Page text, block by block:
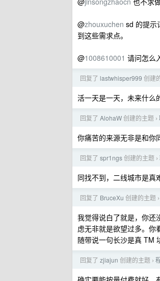
@zhouxuchen sd 的提示
到这些需求点。
@1008610001 请问怎么
回复了 lastwhisper999 创建
活一天是一天，未来什么
回复了 AlohaW创建的主题 ›
你痛苦的来源无非是和你
回复了 spr1ngs创建的主题 ›
同找不到，二线城市是真
回复了 BruceXu 创建的主题 ›
我觉得说白了就是，你还
虑无非就是欲望过多。你
随带说一句长沙是真 TM
回复了 zjiajun 创建的主题 ›